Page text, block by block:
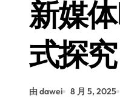
开源
新媒
式探究
由 dawei 8 月 5, 2025